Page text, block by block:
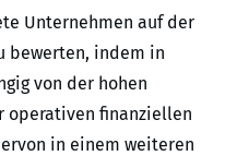
Unternehmen auf der
bewerten, indem in
von der hohen
operativen finanziellen
in einem weiteren